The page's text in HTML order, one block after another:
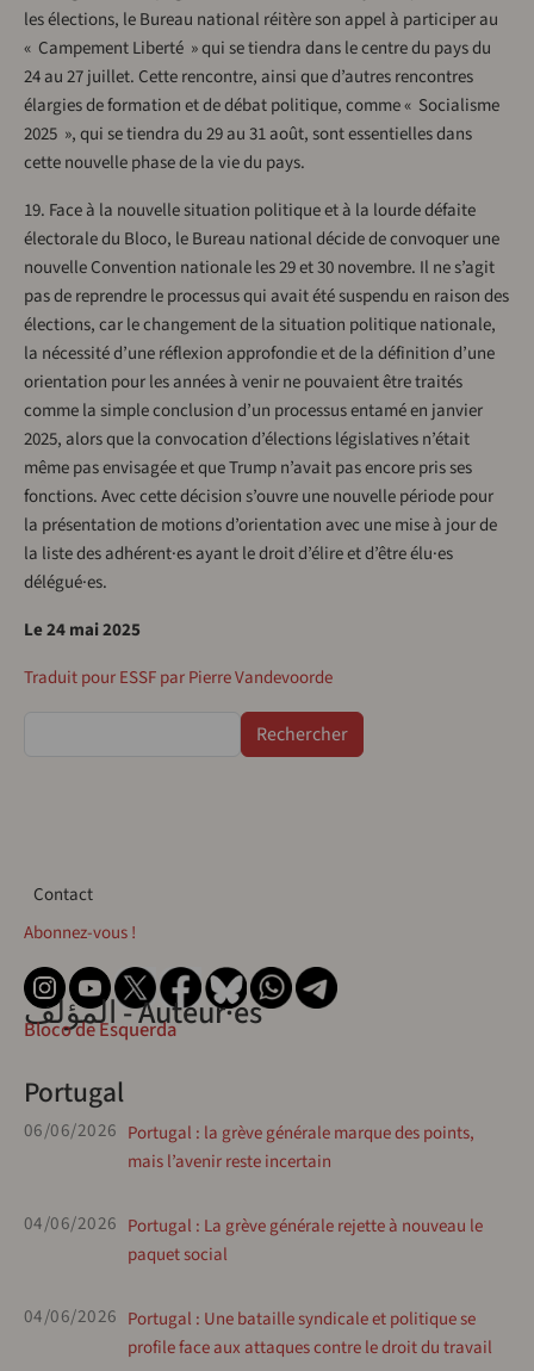
les élections, le Bureau national réitère son appel à participer au
« Campement Liberté » qui se tiendra dans le centre du pays du
24 au 27 juillet. Cette rencontre, ainsi que d’autres rencontres
élargies de formation et de débat politique, comme « Socialisme
2025 », qui se tiendra du 29 au 31 août, sont essentielles dans
cette nouvelle phase de la vie du pays.
19. Face à la nouvelle situation politique et à la lourde défaite
électorale du Bloco, le Bureau national décide de convoquer une
nouvelle Convention nationale les 29 et 30 novembre. Il ne s’agit
pas de reprendre le processus qui avait été suspendu en raison des
élections, car le changement de la situation politique nationale,
la nécessité d’une réflexion approfondie et de la définition d’une
orientation pour les années à venir ne pouvaient être traités
comme la simple conclusion d’un processus entamé en janvier
2025, alors que la convocation d’élections législatives n’était
même pas envisagée et que Trump n’avait pas encore pris ses
fonctions. Avec cette décision s’ouvre une nouvelle période pour
la présentation de motions d’orientation avec une mise à jour de
la liste des adhérent·es ayant le droit d’élire et d’être élu·es
délégué·es.
Le 24 mai 2025
Traduit pour ESSF par Pierre Vandevoorde
Contact
Contact
Abonnez-vous !
المؤلف - Auteur·esBloco de Esquerda
Portugal
06/06/2026 Portugal : la grève générale marque des points,
mais l’avenir reste incertain
04/06/2026 Portugal : La grève générale rejette à nouveau le
paquet social
04/06/2026 Portugal : Une bataille syndicale et politique se
profile face aux attaques contre le droit du travail